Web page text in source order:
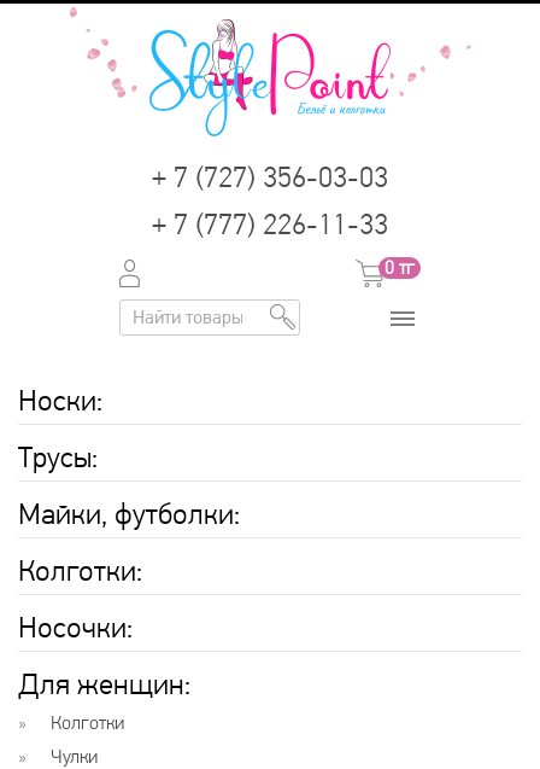
+ 7 (727) 356-03-03
+ 7 (777) 226-11-33
0 тг
Носки:
Трусы:
Майки, футболки:
Колготки:
Носочки:
Для женщин:
Колготки
Чулки